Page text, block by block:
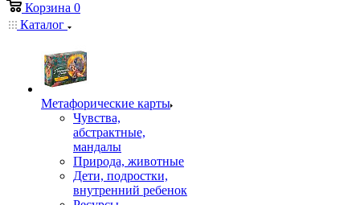
Корзина 0
Каталог
Mетафорические карты
Чувства,
абстрактные,
мандалы
Природа, животные
Дети, подростки,
внутренний ребенок